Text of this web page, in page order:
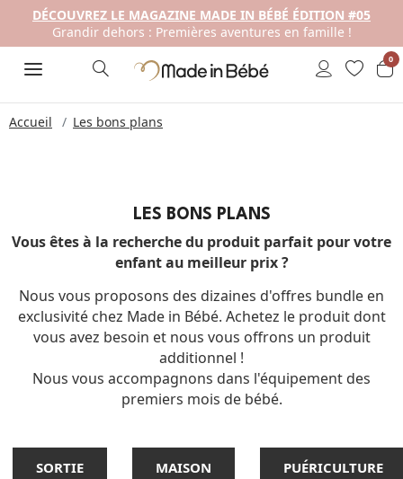
DÉCOUVREZ LE MAGAZINE MADE IN BÉBÉ ÉDITION #05
Grandir dehors : Premières aventures en famille !
0
Accueil Les bons plans
LES BONS PLANS
Vous êtes à la recherche du produit parfait pour votre
enfant au meilleur prix ?
Nous vous proposons des dizaines d'offres bundle en
exclusivité chez Made in Bébé. Achetez le produit dont
vous avez besoin et nous vous offrons un produit
additionnel !
Nous vous accompagnons dans l'équipement des
premiers mois de bébé.
SORTIE MAISON PUÉRICULTURE